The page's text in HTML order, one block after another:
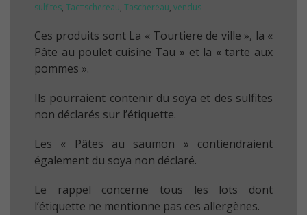
sulfites, Tac=schereau, Taschereau, vendus
Ces produits sont La « Tourtiere de ville », la «
Pâte au poulet cuisine Tau » et la « tarte aux
pommes ».
Ils pourraient contenir du soya et des sulfites
non déclarés sur l’étiquette.
Les « Pâtes au saumon » contiendraient
également du soya non déclaré.
Le rappel concerne tous les lots dont
l’étiquette ne mentionne pas ces allergènes.